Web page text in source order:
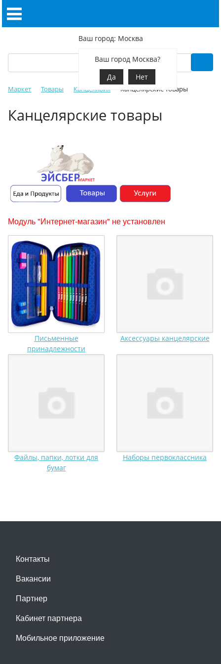
Ваш город: Москва
Ваш город Москва?
Да
Нет
Маркет Товары Канцелярия Канцелярские товары
Канцелярские товары
Модуль "Интернет-магазин" не установлен
Письменные
принадлежности
Аксессуары канцелярские
Файлы, папки, лотки для
бумаг
Наборы первоклассника
Контакты
Вакансии
Партнер
Кабинет партнера
Мобильное приложение